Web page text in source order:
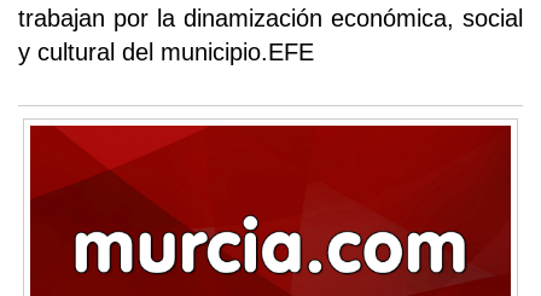
trabajan por la dinamización económica, social
y cultural del municipio.EFE